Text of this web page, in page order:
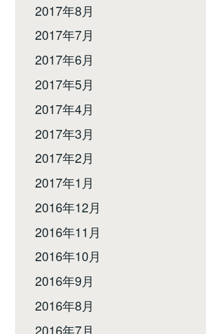
2017年8月
2017年7月
2017年6月
2017年5月
2017年4月
2017年3月
2017年2月
2017年1月
2016年12月
2016年11月
2016年10月
2016年9月
2016年8月
2016年7月